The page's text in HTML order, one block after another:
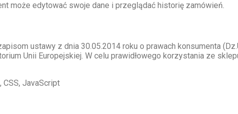
może edytować swoje dane i przeglądać historię zamówień.
ustawy z dnia 30.05.2014 roku o prawach konsumenta
Unii Europejskiej. W celu prawidłowego korzystania ze
CSS, JavaScript